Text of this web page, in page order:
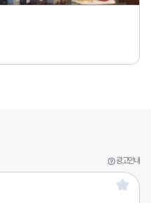
광고안내